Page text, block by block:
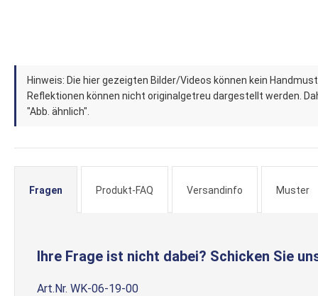
Zum
Anfang
der
Bildergalerie
springen
Hinweis: Die hier gezeigten Bilder/Videos können kein
Reflektionen können nicht originalgetreu dargestellt werden.
"Abb. ähnlich".
Fragen
Ihre Frage ist nicht dabei? Schicken Sie
Art.Nr. WK-06-19-00
Produkt-FAQ Versandinfo Muster